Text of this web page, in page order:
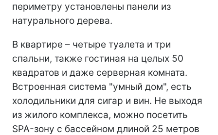
периметру установлены панели из
натурального дерева.
В квартире – четыре туалета и три
спальни, также гостиная на целых 50
квадратов и даже серверная комната.
Встроенная система "умный дом", есть
холодильники для сигар и вин. Не выходя
из жилого комплекса, можно посетить
SPA-зону с бассейном длиной 25 метров